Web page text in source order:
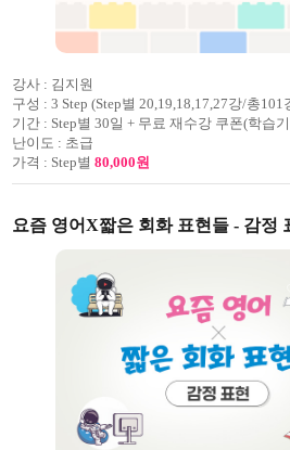
강사 : 김지원
구성 : 3 Step (Step별 20,19,18,17,27강/총101
기간 : Step별 30일 + 무료 재수강 쿠폰(학습
난이도 : 초급
가격 : Step별 80,000원
요즘 영어X짧은 회화 표현들 - 감정